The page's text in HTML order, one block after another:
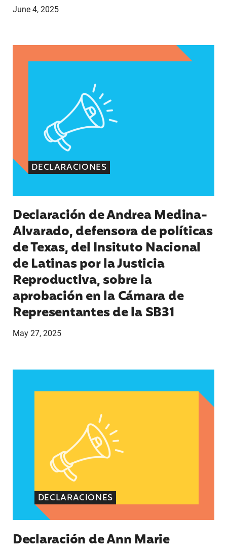
June 4, 2025
Declaración de Andrea Medina-Alvarado,
DECLARACIONES
Declaración de Andrea Medina-
Alvarado, defensora de políticas
de Texas, del Insituto Nacional
de Latinas por la Justicia
Reproductiva, sobre la
aprobación en la Cámara de
Representantes de la SB31
May 27, 2025
DECLARACIONES
Declaración de Ann Marie